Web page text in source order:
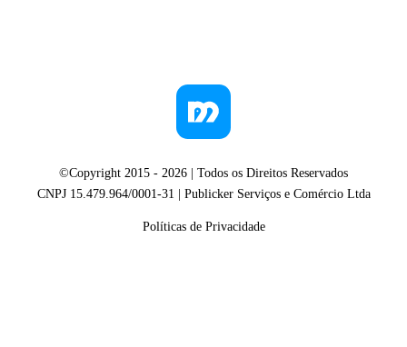
©Copyright 2015 - 2026 | Todos os Direitos Reservados
CNPJ 15.479.964/0001-31 | Publicker Serviços e Comércio Ltda
Políticas de Privacidade